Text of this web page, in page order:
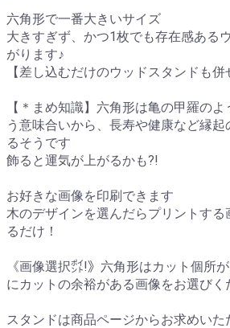
六角形で一番大きいサイズ
大きすぎず、かつ1枚でも存在感ある
がります♪
【差し込むだけのウッドスタンドも
【＊まめ知識】六角形は亀の甲羅の
う意味合いから、長寿や健康など縁
るそうです
飾ると運気が上がるかも?!
お好きな画像を印刷できます
木のデザインを選んだらプリントす
るだけ！
《画像選択㌽!》六角形はカット個所
にカットの余裕がある画像をお選びく
スタンドは商品ページからお求めいた